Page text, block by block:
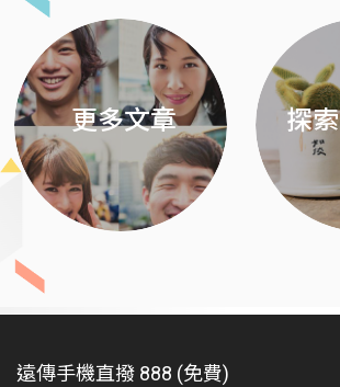
更多文章 探
遠傳手機直撥 888 (免費)